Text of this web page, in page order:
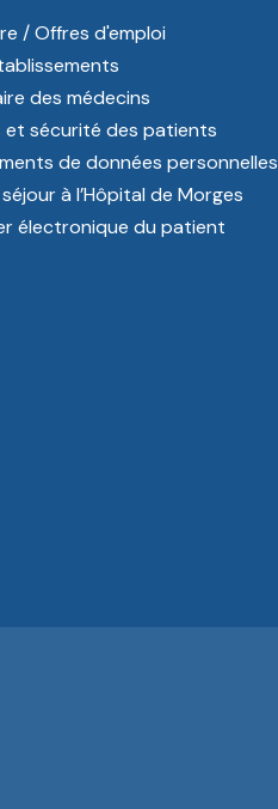
/ Offres d'emploi
des médecins
et sécurité des patients
de données personnelles
à l’Hôpital de Morges
électronique du patient